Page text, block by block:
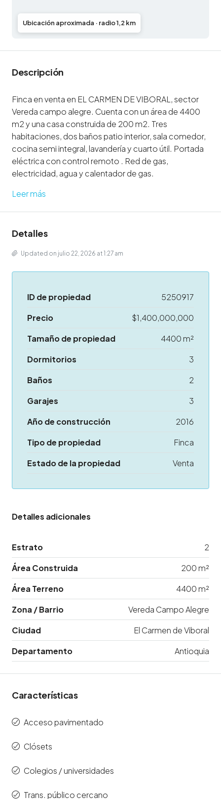
Ubicación aproximada · radio 1,2 km
Descripción
Finca en venta en EL CARMEN DE VIBORAL, sector
Vereda campo alegre. Cuenta con un área de 4400
m2 y una casa construida de 200 m2. Tres
habitaciones, dos baños patio interior, sala comedor,
cocina semi integral, lavandería y cuarto útil. Portada
eléctrica con control remoto . Red de gas,
electricidad, agua y calentador de gas.
Leer más
Detalles
Updated on julio 22, 2026 at 1:27 am
ID de propiedad
5250917
Precio
$1,400,000,000
Tamaño de propiedad
4400 m²
Dormitorios
3
Baños
2
Garajes
3
Año de construcción
2016
Tipo de propiedad
Finca
Estado de la propiedad
Venta
Detalles adicionales
Estrato
2
Área Construida
200 m²
Área Terreno
4400 m²
Zona / Barrio
Vereda Campo Alegre
Ciudad
El Carmen de Viboral
Departamento
Antioquia
Características
Acceso pavimentado
Clósets
Colegios / universidades
Trans. público cercano